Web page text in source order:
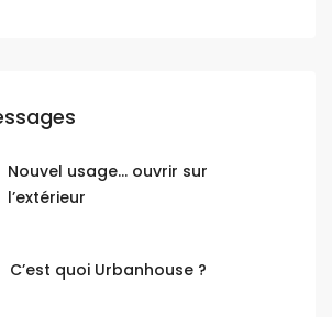
Nouvel usage… ouvrir sur
l’extérieur
C’est quoi Urbanhouse ?